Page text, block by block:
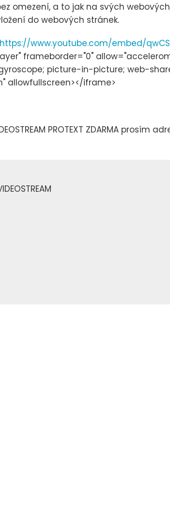
omezení, a to jak na svých
do webových stránek.
https://www.youtube.com/embed/
frameborder="0"
picture-in-picture; web-
allowfullscreen></iframe>
PROTEXT ZDARMA prosím